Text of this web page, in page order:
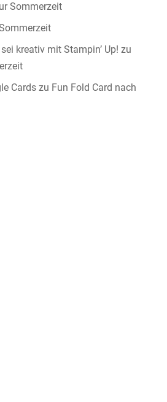
Sommerzeit
kreativ mit Stampin’ Up! zu
Cardszu Fun Fold Card nach